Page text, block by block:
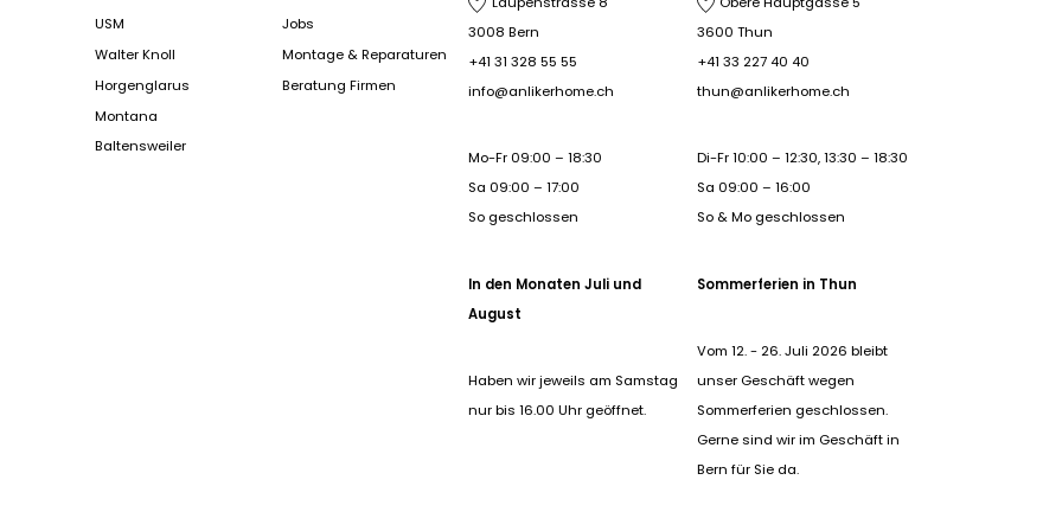
USM
Walter Knoll
Horgenglarus
Montana
Baltensweiler
Jobs
Montage & Reparaturen
Beratung Firmen
3008 Bern
+41 31 328 55 55
info@anlikerhome.ch
Mo-Fr 09:00 – 18:30
Sa 09:00 – 17:00
So geschlossen
In den Monaten Juli und
August
Haben wir jeweils am Samstag
nur bis 16.00 Uhr geöffnet.
3600 Thun
+41 33 227 40 40
thun@anlikerhome.ch
Di-Fr 10:00 – 12:30, 13:30 – 18:30
Sa 09:00 – 16:00
So & Mo geschlossen
Sommerferien in Thun
Vom 12. - 26. Juli 2026 bleibt
unser Geschäft wegen
Sommerferien geschlossen.
Gerne sind wir im Geschäft in
Bern für Sie da.